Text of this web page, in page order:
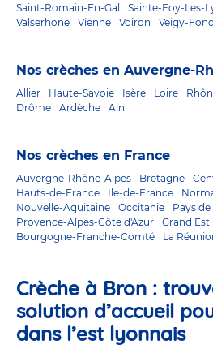
Saint-Romain-En-Gal
Sainte-Foy-Les-
Valserhone
Vienne Voiron Veigy-
Nos crèches en Auvergne-
Allier Haute-Savoie Isère Loire
Drôme
Ardèche Ain
Nos crèches en France
Auvergne-Rhône-Alpes Bretagne
Hauts-de-France
Ile-de-France
Nouvelle-Aquitaine
Occitanie
Pays
Provence-Alpes-Côte d'Azur
Grand Est
Bourgogne-Franche-Comté
La
Crèche à Bron :
solution d’accueil
dans l’est lyonnais